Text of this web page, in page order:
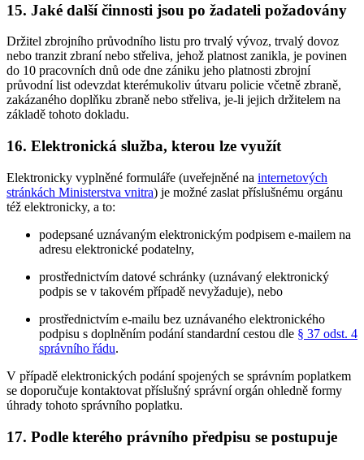
15. Jaké další činnosti jsou po žadateli požadovány
Držitel zbrojního průvodního listu pro trvalý vývoz, trvalý dovoz
nebo tranzit zbraní nebo střeliva, jehož platnost zanikla, je povinen
do 10 pracovních dnů ode dne zániku jeho platnosti zbrojní
průvodní list odevzdat kterémukoliv útvaru policie včetně zbraně,
zakázaného doplňku zbraně nebo střeliva, je-li jejich držitelem na
základě tohoto dokladu.
16. Elektronická služba, kterou lze využít
Elektronicky vyplněné formuláře (uveřejněné na internetových
stránkách Ministerstva vnitra) je možné zaslat příslušnému orgánu
též elektronicky, a to:
podepsané uznávaným elektronickým podpisem e-mailem na
adresu elektronické podatelny,
prostřednictvím datové schránky (uznávaný elektronický
podpis se v takovém případě nevyžaduje), nebo
prostřednictvím e-mailu bez uznávaného elektronického
podpisu s doplněním podání standardní cestou dle § 37 odst. 4
správního řádu.
V případě elektronických podání spojených se správním poplatkem
se doporučuje kontaktovat příslušný správní orgán ohledně formy
úhrady tohoto správního poplatku.
17. Podle kterého právního předpisu se postupuje